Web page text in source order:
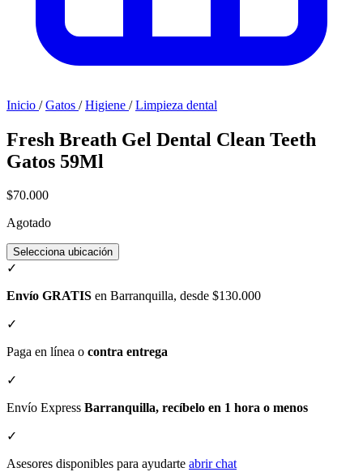
Inicio / Gatos / Higiene / Limpieza dental
Fresh Breath Gel Dental Clean Teeth
Gatos 59Ml
$70.000
Agotado
Selecciona ubicación
✓
Envío GRATIS en Barranquilla, desde $130.000
✓
Paga en línea o contra entrega
✓
Envío Express Barranquilla, recíbelo en 1 hora o menos
✓
Asesores disponibles para ayudarte abrir chat